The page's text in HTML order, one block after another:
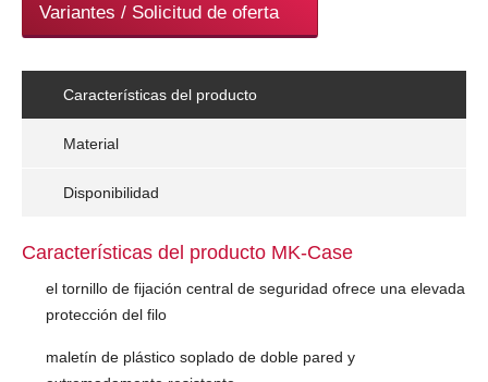
Variantes / Solicitud de oferta
Características del producto
Material
Disponibilidad
Características del producto MK-Case
el tornillo de fijación central de seguridad ofrece una elevada
protección del filo
maletín de plástico soplado de doble pared y